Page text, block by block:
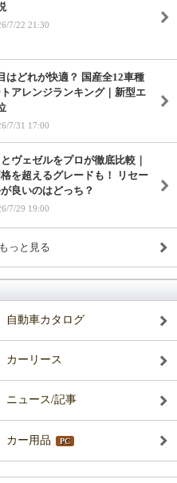
7/22 21:30
はどれが快適？ 国産全12車種
アレンジランキング｜新型エ
7/31 17:00
ヴェゼルをプロが徹底比較｜
を超えるグレードも！ リセー
良いのはどっち？
7/29 19:00
っと見る
自動車カタログ
カーリース
ニュース/記事
カー用品 PC